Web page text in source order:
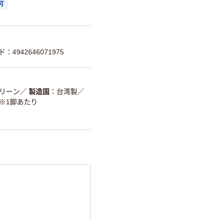
：4942646071975
ーン／ 製造国 台湾製／
脚あたり